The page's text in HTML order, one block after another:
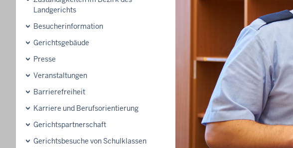
Landgerichts
Besucherinformation
Gerichtsgebäude
Presse
Veranstaltungen
Barrierefreiheit
Karriere und Berufsorientierung
Gerichtspartnerschaft
Gerichtsbesuche von Schulklassen